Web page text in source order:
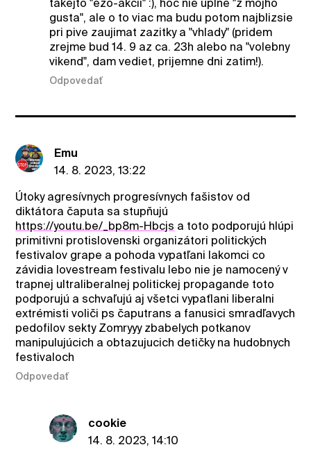
takejto "ezo-akcii" :), hoc nie uplne "z mojho
gusta", ale o to viac ma budu potom najblizsie
pri pive zaujimat zazitky a "vhlady" (pridem
zrejme bud 14. 9 az ca. 23h alebo na "volebny
vikend", dam vediet, prijemne dni zatim!).
Odpovedať
Emu
14. 8. 2023, 13:22
Útoky agresívnych progresívnych fašistov od
diktátora čaputa sa stupňujú
https://youtu.be/_bp8m-Hbcjs a toto podporujú hlúpi
primitivni protislovenski organizátori politických
festivalov grape a pohoda vypatľani lakomci co
závidia lovestream festivalu lebo nie je namocený v
trapnej ultraliberalnej politickej propagande toto
podporujú a schvaľujú aj všetci vypaťlani liberalni
extrémisti voliči ps čaputrans a fanusici smradľavych
pedofilov sekty Zomryyy zbabelych potkanov
manipulujúcich a obtazujucich detičky na hudobnych
festivaloch
Odpovedať
cookie
14. 8. 2023, 14:10